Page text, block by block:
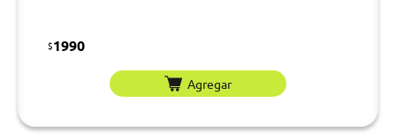
$1990
Agregar